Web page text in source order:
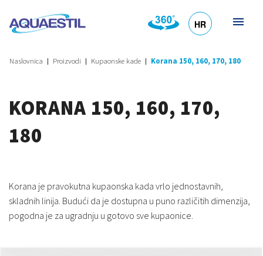
HR
Naslovnica Proizvodi Kupaonske kade Korana 150, 160, 170, 180
KORANA 150, 160, 170,
180
Korana je pravokutna kupaonska kada vrlo jednostavnih,
skladnih linija. Budući da je dostupna u puno različitih dimenzija,
pogodna je za ugradnju u gotovo sve kupaonice.